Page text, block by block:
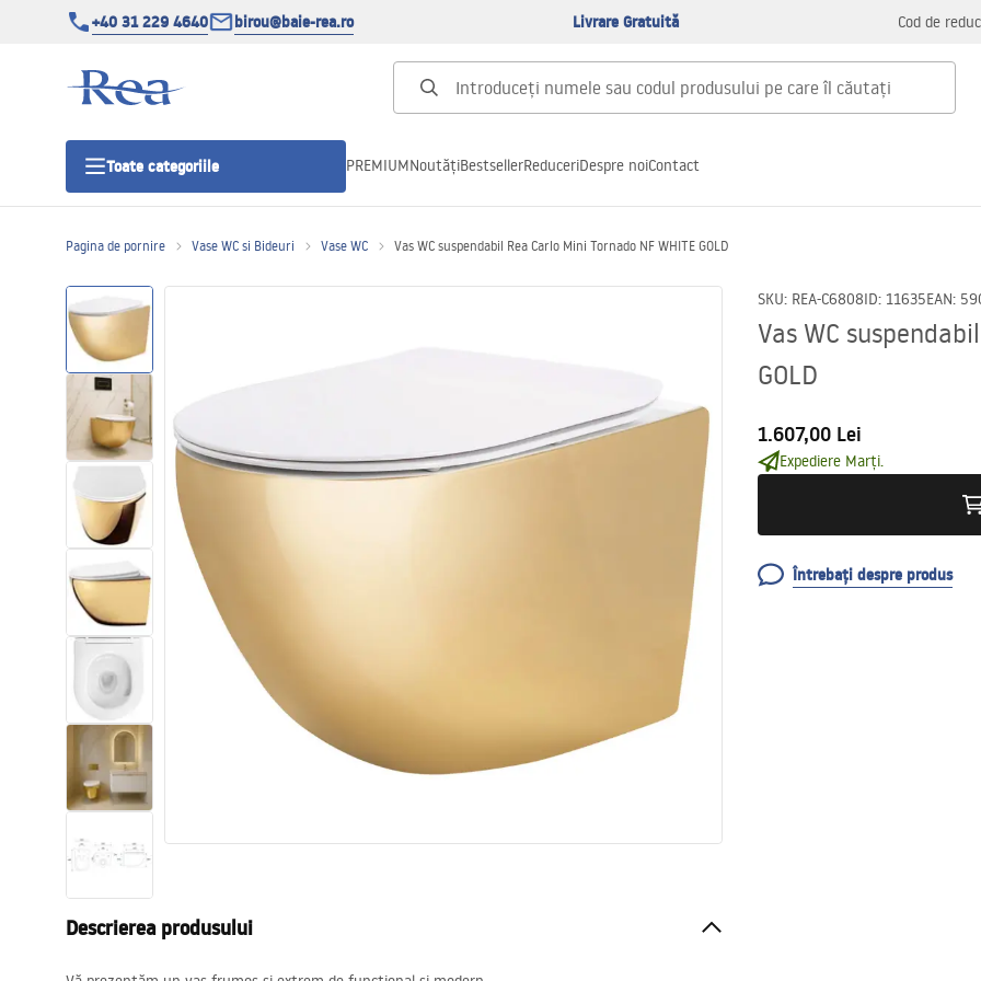
+40 31 229 4640 birou@baie-rea.ro Livrare Gratuită Cod de
Toate categoriile
Usi pentru cabine de dus
Rigole Liniare
Vase WC si Bideuri
Lavoare
Cazi cu paravane
Baterii sanitare
Dusuri
PREMIUMNoutățiBestsellerReduceriDespre noiContact
Pagina de pornire Vase WC si Bideuri Vase WC Vas WC suspendabil Rea Carlo Mini Tornado NF WHITE GOLD
SKU: REA-C6808ID: 11635EAN:
Vas WC
GOLD
1.607,00 Lei
Expediere Marți.
Întrebați despre produs
Descrierea produsului